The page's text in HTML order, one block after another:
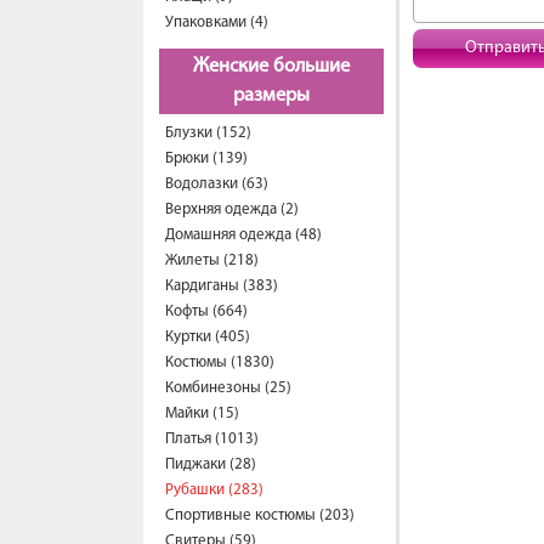
Упаковками (4)
Женские большие
размеры
Блузки (152)
Брюки (139)
Водолазки (63)
Верхняя одежда (2)
Домашняя одежда (48)
Жилеты (218)
Кардиганы (383)
Кофты (664)
Куртки (405)
Костюмы (1830)
Комбинезоны (25)
Майки (15)
Платья (1013)
Пиджаки (28)
Рубашки (283)
Спортивные костюмы (203)